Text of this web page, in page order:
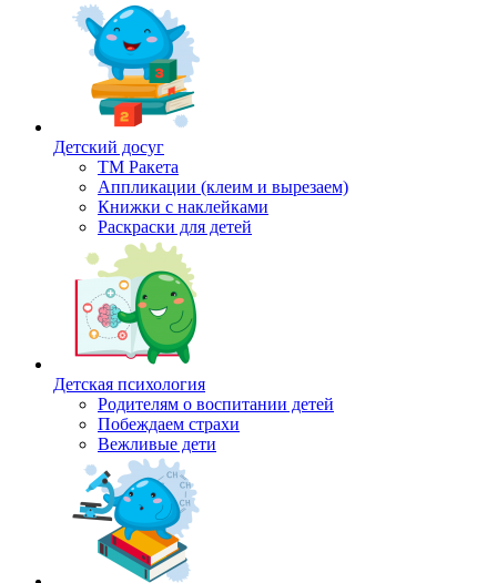
Детский досуг
ТМ Ракета
Аппликации (клеим и вырезаем)
Книжки с наклейками
Раскраски для детей
Детская психология
Родителям о воспитании детей
Побеждаем страхи
Вежливые дети